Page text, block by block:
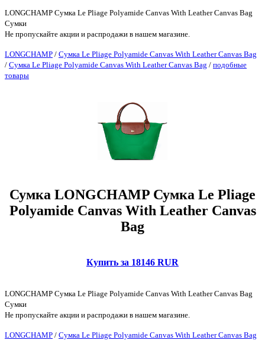
LONGCHAMP Сумка Le Pliage Polyamide Canvas With Leather Canvas Bag
Сумки
Не пропускайте акции и распродажи в нашем магазине.
LONGCHAMP / Сумка Le Pliage Polyamide Canvas With Leather Canvas Bag
/ Сумка Le Pliage Polyamide Canvas With Leather Canvas Bag / подобные
товары
Сумка LONGCHAMP Сумка Le Pliage
Polyamide Canvas With Leather Canvas
Bag
Купить за 18146 RUR
LONGCHAMP Сумка Le Pliage Polyamide Canvas With Leather Canvas Bag
Сумки
Не пропускайте акции и распродажи в нашем магазине.
LONGCHAMP / Сумка Le Pliage Polyamide Canvas With Leather Canvas Bag